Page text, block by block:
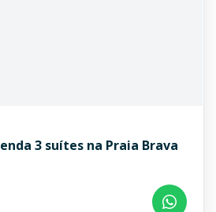
3 suítes na Praia Brava